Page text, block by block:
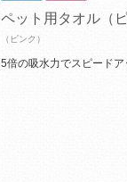
ペット用タオル（ピ
（ピンク）
5倍の吸水力でスピードア